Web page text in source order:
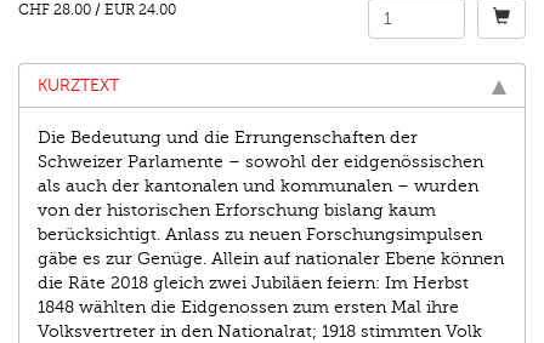
CHF 28.00 / EUR 24.00
KURZTEXT
Die Bedeutung und die Errungenschaften der
Schweizer Parlamente – sowohl der eidgenössischen
als auch der kantonalen und kommunalen – wurden
von der historischen Erforschung bislang kaum
berücksichtigt. Anlass zu neuen Forschungsimpulsen
gäbe es zur Genüge. Allein auf nationaler Ebene können
die Räte 2018 gleich zwei Jubiläen feiern: Im Herbst
1848 wählten die Eidgenossen zum ersten Mal ihre
Volksvertreter in den Nationalrat; 1918 stimmten Volk